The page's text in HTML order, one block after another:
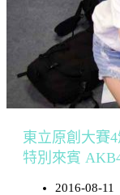
東立原創大賽
特別來賓
2016-08-11